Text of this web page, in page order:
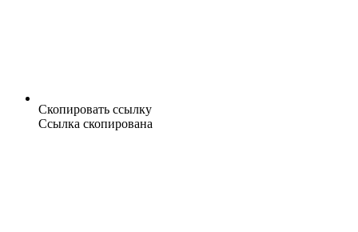
Скопировать ссылку
Ссылка скопирована